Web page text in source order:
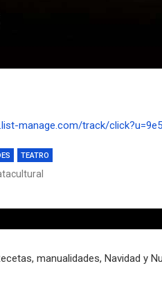
manage.com/track/
TEATRO
manualidades, Navidad y